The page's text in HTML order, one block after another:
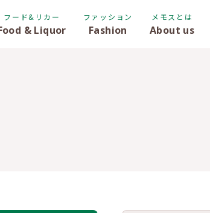
フード&リカー
& Liquor
ファッション
Fashion
メモスとは
About us